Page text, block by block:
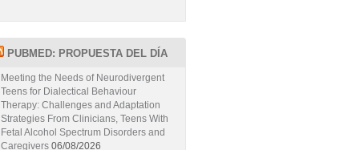
PUBMED: PROPUESTA DEL DÍA
Meeting the Needs of Neurodivergent
Teens for Dialectical Behaviour
Therapy: Challenges and Adaptation
Strategies From Clinicians, Teens With
Fetal Alcohol Spectrum Disorders and
Caregivers 06/08/2026